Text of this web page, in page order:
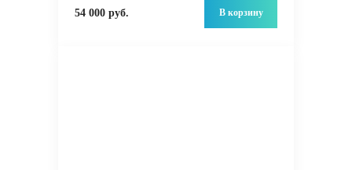
54 000 руб. В корзину